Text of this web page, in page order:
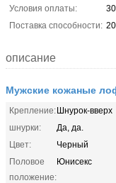
Условия оплаты:
Поставка способности:
описание
Мужские кожаные
Крепление:Шнурок-вверх
шнурки:
Да, да.
Цвет:
Черный
Половое
положение:
Юнисекс